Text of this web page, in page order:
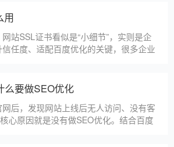
网24小时在线，无论苏左旗本地客户是
用
站SSL证书看似是“小细节”，实则是企
任度、适配百度优化的关键，很多企业
心作用，帮助企业避开误区、正确使
心的
么要做SEO优化
后，发现网站上线后无人访问、没有客
心原因就是没有做SEO优化。结合百度